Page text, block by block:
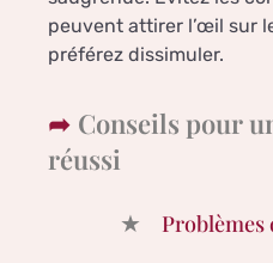
peuvent attirer l’œil sur
préférez dissimuler.
Conseils pour
réussi
Problèmes